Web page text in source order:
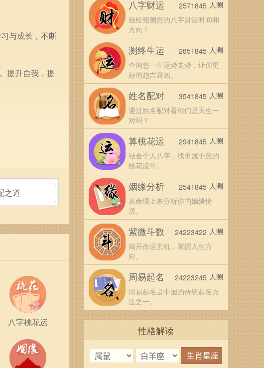
与成长，不断
提升自我，提
究要靠双方
情的旅程中学
之道
八字桃花运
八字财运
轻松预测您的八字财运时间和
方向！
2571845 人测
测终生运
查询您一生运势走势，让你更
好的趋吉避凶。
2851845 人测
姓名配对
通过姓名配对看你们是天生一
对吗？
3541845 人测
算桃花运
结合个人八字，找出属于您的
桃花流年。
2941845 人测
姻缘分析
从命理上来分析你的姻缘情
况。
2541845 人测
紫微斗数
揭开命运玄机，掌握人生方
向。
24223422 人测
周易起名
周易起名是中国的传统起名方
法之一。
24223245 人测
性格解读